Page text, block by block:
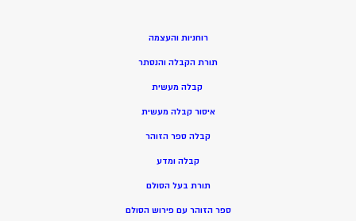
רוחניות והעצמה
תורת הקבלה והנסתר
קבלה מעשית
איסור קבלה מעשית
קבלה ספר הזוהר
קבלה ומדע
תורת בעל הסולם
ספר הזוהר עם פירוש הסולם